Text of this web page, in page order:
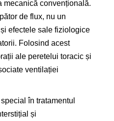
mecanică convențională.
de flux, nu un
efectele sale fiziologice
Folosind acest
ale peretelui toracic și
ventilației
în tratamentul
și